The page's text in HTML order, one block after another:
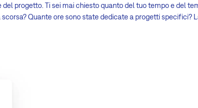
progetto. Ti sei mai chiesto quanto del tuo tempo e del
Quante ore sono state dedicate a progetti specifici?